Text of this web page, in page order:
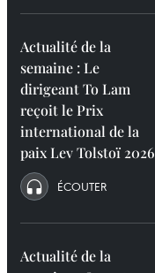
Actualité de la
semaine : Le
dirigeant To Lam
reçoit le Prix
international de la
paix Lev Tolstoï 2026
ÉCOUTER
Actualité de la